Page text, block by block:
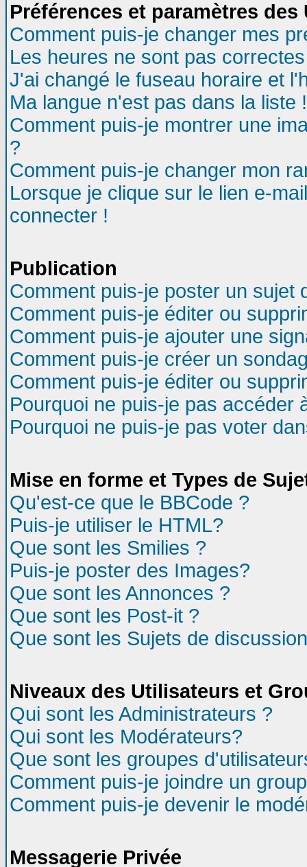
Préférences et paramètres
Comment puis-je changer mes
Les heures ne sont pas
J'ai changé le fuseau horaire et
Ma langue n'est pas dans la liste !
Comment puis-je montrer une
?
Comment puis-je changer mon
Lorsque je clique sur le lien e-
connecter !
Publication
Comment puis-je poster un sujet
Comment puis-je éditer ou
Comment puis-je ajouter une
Comment puis-je créer un
Comment puis-je éditer ou
Pourquoi ne puis-je pas accéder
Pourquoi ne puis-je pas voter
Mise en forme et Types de
Qu'est-ce que le BBCode ?
Puis-je utiliser le HTML?
Que sont les Smilies ?
Puis-je poster des Images?
Que sont les Annonces ?
Que sont les Post-it ?
Que sont les Sujets de
Niveaux des Utilisateurs et
Qui sont les Administrateurs ?
Qui sont les Modérateurs?
Que sont les groupes
Comment puis-je joindre un
Comment puis-je devenir le
Messagerie Privée